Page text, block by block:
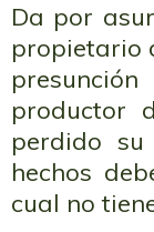
Da por
propietario
productor
perdido
hechos
cual no